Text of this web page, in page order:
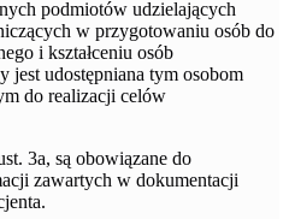
podmiotów udzielających
w przygotowaniu osób do
i kształceniu osób
jest udostępniana tym osobom
do realizacji celów
3a, są obowiązane do
zawartych w dokumentacji